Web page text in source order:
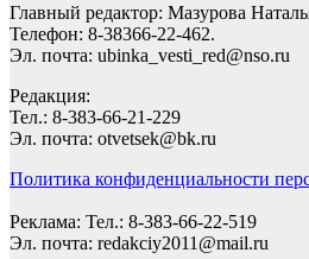
Главный редактор: Мазурова
Телефон: 8-38366-22-462.
Эл. почта: ubinka_vesti_red@nso.ru
Редакция:
Тел.: 8-383-66-21-229
Эл. почта: otvetsek@bk.ru
Политика конфиденциальности
Реклама: Тел.: 8-383-66-22-519
Эл. почта: redakciy2011@mail.ru